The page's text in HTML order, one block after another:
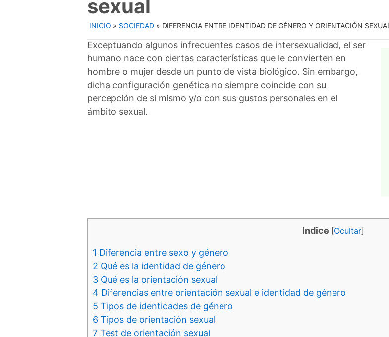
sexual
INICIO » SOCIEDAD » DIFERENCIA ENTRE IDENTIDAD DE GÉNERO Y ORIENTACIÓN SEXUAL
Exceptuando algunos infrecuentes casos de intersexualidad, el ser
humano nace con ciertas características que le convierten en
hombre o mujer desde un punto de vista biológico. Sin embargo,
dicha configuración genética no siempre coincide con su
percepción de sí mismo y/o con sus gustos personales en el
ámbito sexual.
Indice [Ocultar]
1 Diferencia entre sexo y género
2 Qué es la identidad de género
3 Qué es la orientación sexual
4 Diferencias entre orientación sexual e identidad de género
5 Tipos de identidades de género
6 Tipos de orientación sexual
7 Test de orientación sexual